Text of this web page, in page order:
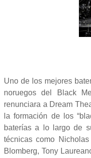
Uno de los mejores
noruegos del Black
renunciara a Dream
la formación de los
baterías a lo largo de
técnicas como
Blomberg, Tony